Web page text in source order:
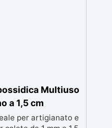
Multiuso
a 1,5 cm
per artigianato e